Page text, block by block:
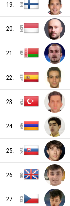
ISR
NOR
CYP
SVK
ISL
19.
20.
21.
22.
23.
24.
25.
26.
27.